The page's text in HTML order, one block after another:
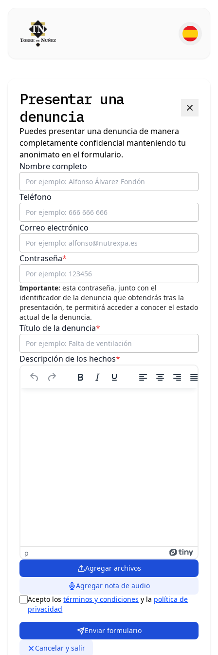
Presentar una
denuncia
Puedes presentar una denuncia de manera
completamente confidencial manteniendo tu
anonimato en el formulario.
Nombre completo
Teléfono
Correo electrónico
Contraseña*
Importante: esta contraseña, junto con el
identificador de la denuncia que obtendrás tras la
presentación, te permitirá acceder a conocer el estado
actual de la denuncia.
Título de la denuncia*
Descripción de los hechos*
p
Agregar archivos
Agregar nota de audio
Acepto lostérminos y condiciones y la política de
privacidad
Enviar formulario
Cancelar y salir